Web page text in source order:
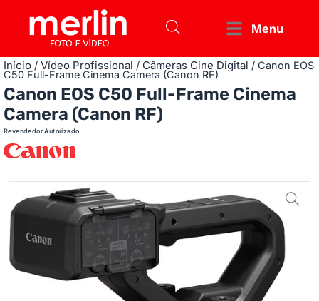
Menu
Início / Vídeo Profissional / Câmeras Cine Digital / Canon EOS
C50 Full-Frame Cinema Camera (Canon RF)
Canon EOS C50 Full-Frame Cinema
Camera (Canon RF)
Revendedor Autorizado